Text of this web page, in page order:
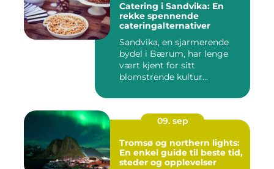
Catering i Sandvika: En
rekke spennende
cateringalternativer
Sandvika, en sjarmerende
bydel i Bærum, har lenge
vært kjent for sitt
blomstrende kultur...
09. sep
Tromsø og northern lights:
En enkel guide til beste tid,
steder og opplevelser